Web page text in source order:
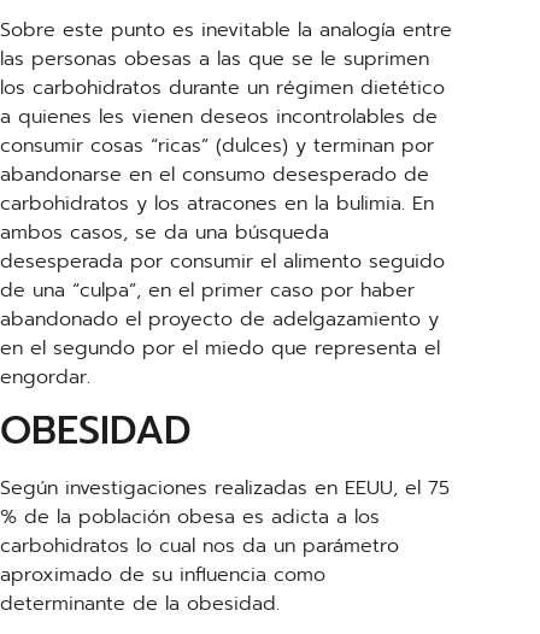
Sobre este punto es inevitable la analogía entre
las personas obesas a las que se le suprimen
los carbohidratos durante un régimen dietético
a quienes les vienen deseos incontrolables de
consumir cosas “ricas” (dulces) y terminan por
abandonarse en el consumo desesperado de
carbohidratos y los atracones en la bulimia. En
ambos casos, se da una búsqueda
desesperada por consumir el alimento seguido
de una “culpa”, en el primer caso por haber
abandonado el proyecto de adelgazamiento y
en el segundo por el miedo que representa el
engordar.
OBESIDAD
Según investigaciones realizadas en EEUU, el 75
% de la población obesa es adicta a los
carbohidratos lo cual nos da un parámetro
aproximado de su influencia como
determinante de la obesidad.